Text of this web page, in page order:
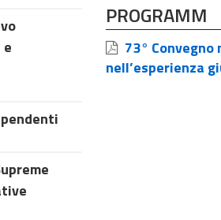
PROGRAMM
73°
nell’esperienza